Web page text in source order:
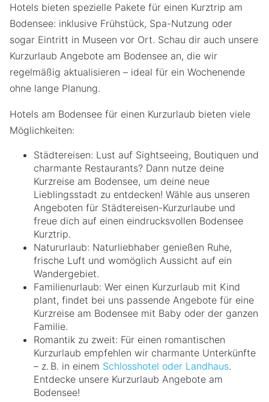
Hotels bieten spezielle Pakete für einen Kurztrip am
Bodensee: inklusive Frühstück, Spa-Nutzung oder
sogar Eintritt in Museen vor Ort. Schau dir auch unsere
Kurzurlaub Angebote am Bodensee an, die wir
regelmäßig aktualisieren – ideal für ein Wochenende
ohne lange Planung.
Hotels am Bodensee für einen Kurzurlaub bieten viele
Möglichkeiten:
Städtereisen: Lust auf Sightseeing, Boutiquen und
charmante Restaurants? Dann nutze deine
Kurzreise am Bodensee, um deine neue
Lieblingsstadt zu entdecken! Wähle aus unseren
Angeboten für Städtereisen-Kurzurlaube und
freue dich auf einen eindrucksvollen Bodensee
Kurztrip.
Natururlaub: Naturliebhaber genießen Ruhe,
frische Luft und womöglich Aussicht auf ein
Wandergebiet.
Familienurlaub: Wer einen Kurzurlaub mit Kind
plant, findet bei uns passende Angebote für eine
Kurzreise am Bodensee mit Baby oder der ganzen
Familie.
Romantik zu zweit: Für einen romantischen
Kurzurlaub empfehlen wir charmante Unterkünfte
– z. B. in einem Schlosshotel oder Landhaus.
Entdecke unsere Kurzurlaub Angebote am
Bodensee!